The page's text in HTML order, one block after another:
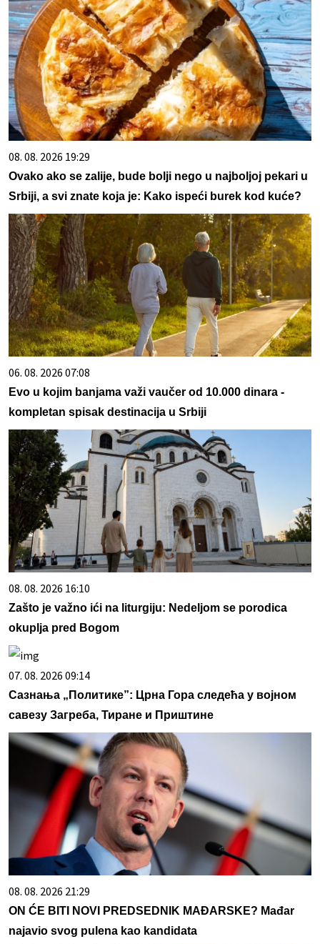
08. 08. 2026 19:29
Ovako ako se zalije, bude bolji nego u najboljoj pekari u
Srbiji, a svi znate koja je: Kako ispeći burek kod kuće?
06. 08. 2026 07:08
Evo u kojim banjama važi vaučer od 10.000 dinara -
kompletan spisak destinacija u Srbiji
08. 08. 2026 16:10
Zašto je važno ići na liturgiju: Nedeljom se porodica
okuplja pred Bogom
07. 08. 2026 09:14
Сазнања „Политике”: Црна Гора следећа у војном
савезу Загреба, Тиране и Приштине
08. 08. 2026 21:29
ON ĆE BITI NOVI PREDSEDNIK MAĐARSKE? Mađar
najavio svog pulena kao kandidata